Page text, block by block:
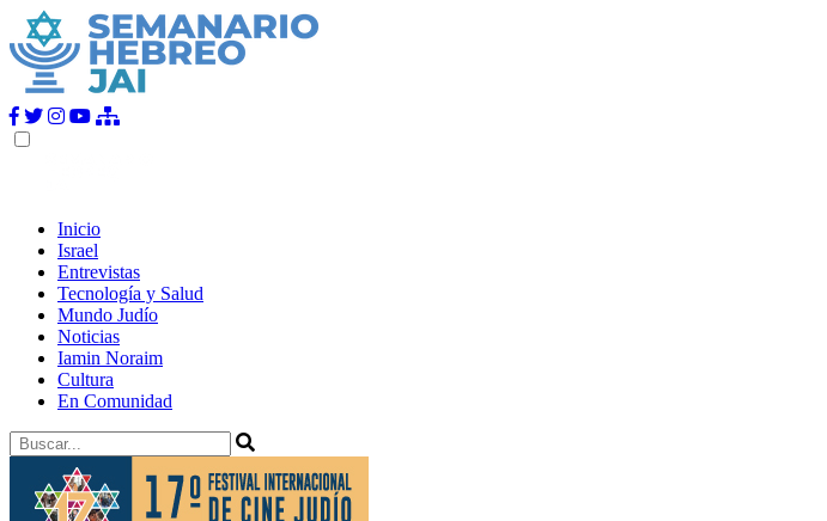
Inicio
Israel
Entrevistas
Tecnología y Salud
Mundo Judío
Noticias
Iamin Noraim
Cultura
En Comunidad